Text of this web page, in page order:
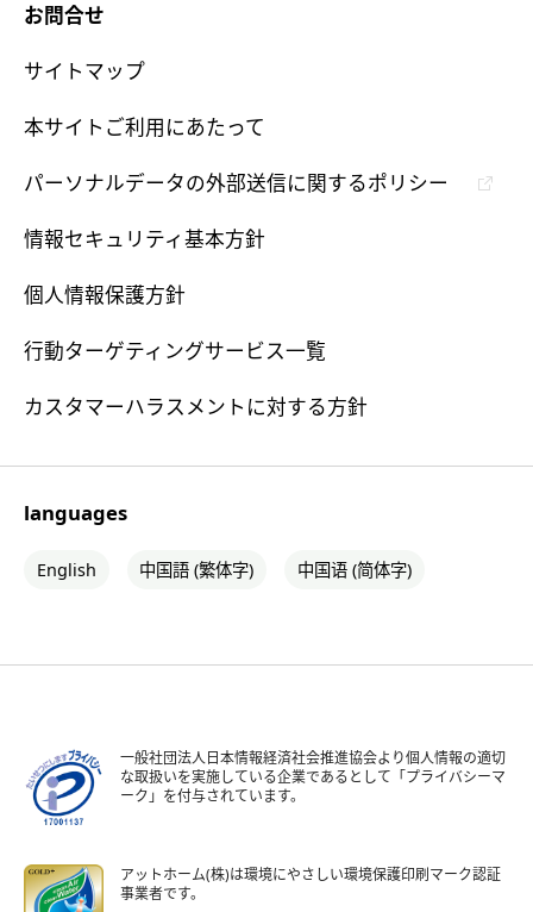
お問合せ
サイトマップ
本サイトご利用にあたって
パーソナルデータの外部送信に関するポリシー
情報セキュリティ基本方針
個人情報保護方針
行動ターゲティングサービス一覧
カスタマーハラスメントに対する方針
languages
English 中国語 (繁体字) 中国语 (简体字)
一般社団法人日本情報経済社会推進協会より個人情報の適切
な取扱いを実施している企業であるとして「プライバシーマ
ーク」を付与されています。
アットホーム(株)は環境にやさしい環境保護印刷マーク認証
事業者です。